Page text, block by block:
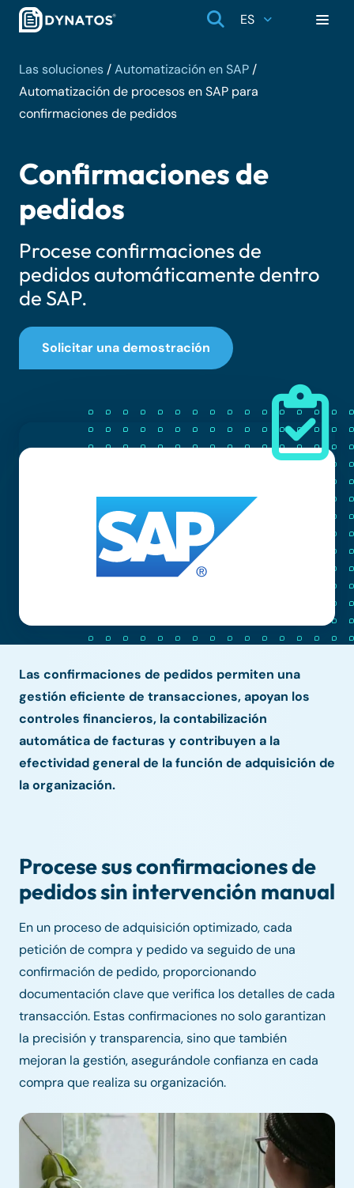
ES
Las soluciones /Automatización en SAP /
Automatización de procesos en SAP para
confirmaciones de pedidos
Confirmaciones de
pedidos
Procese confirmaciones de
pedidos automáticamente dentro
de SAP.
Solicitar una demostración
Las confirmaciones de pedidos permiten una
gestión eficiente de transacciones, apoyan los
controles financieros, la contabilización
automática de facturas y contribuyen a la
efectividad general de la función de adquisición de
la organización.
Procese sus confirmaciones de
pedidos sin intervención manual
En un proceso de adquisición optimizado, cada
petición de compra y pedido va seguido de una
confirmación de pedido, proporcionando
documentación clave que verifica los detalles de cada
transacción. Estas confirmaciones no solo garantizan
la precisión y transparencia, sino que también
mejoran la gestión, asegurándole confianza en cada
compra que realiza su organización.